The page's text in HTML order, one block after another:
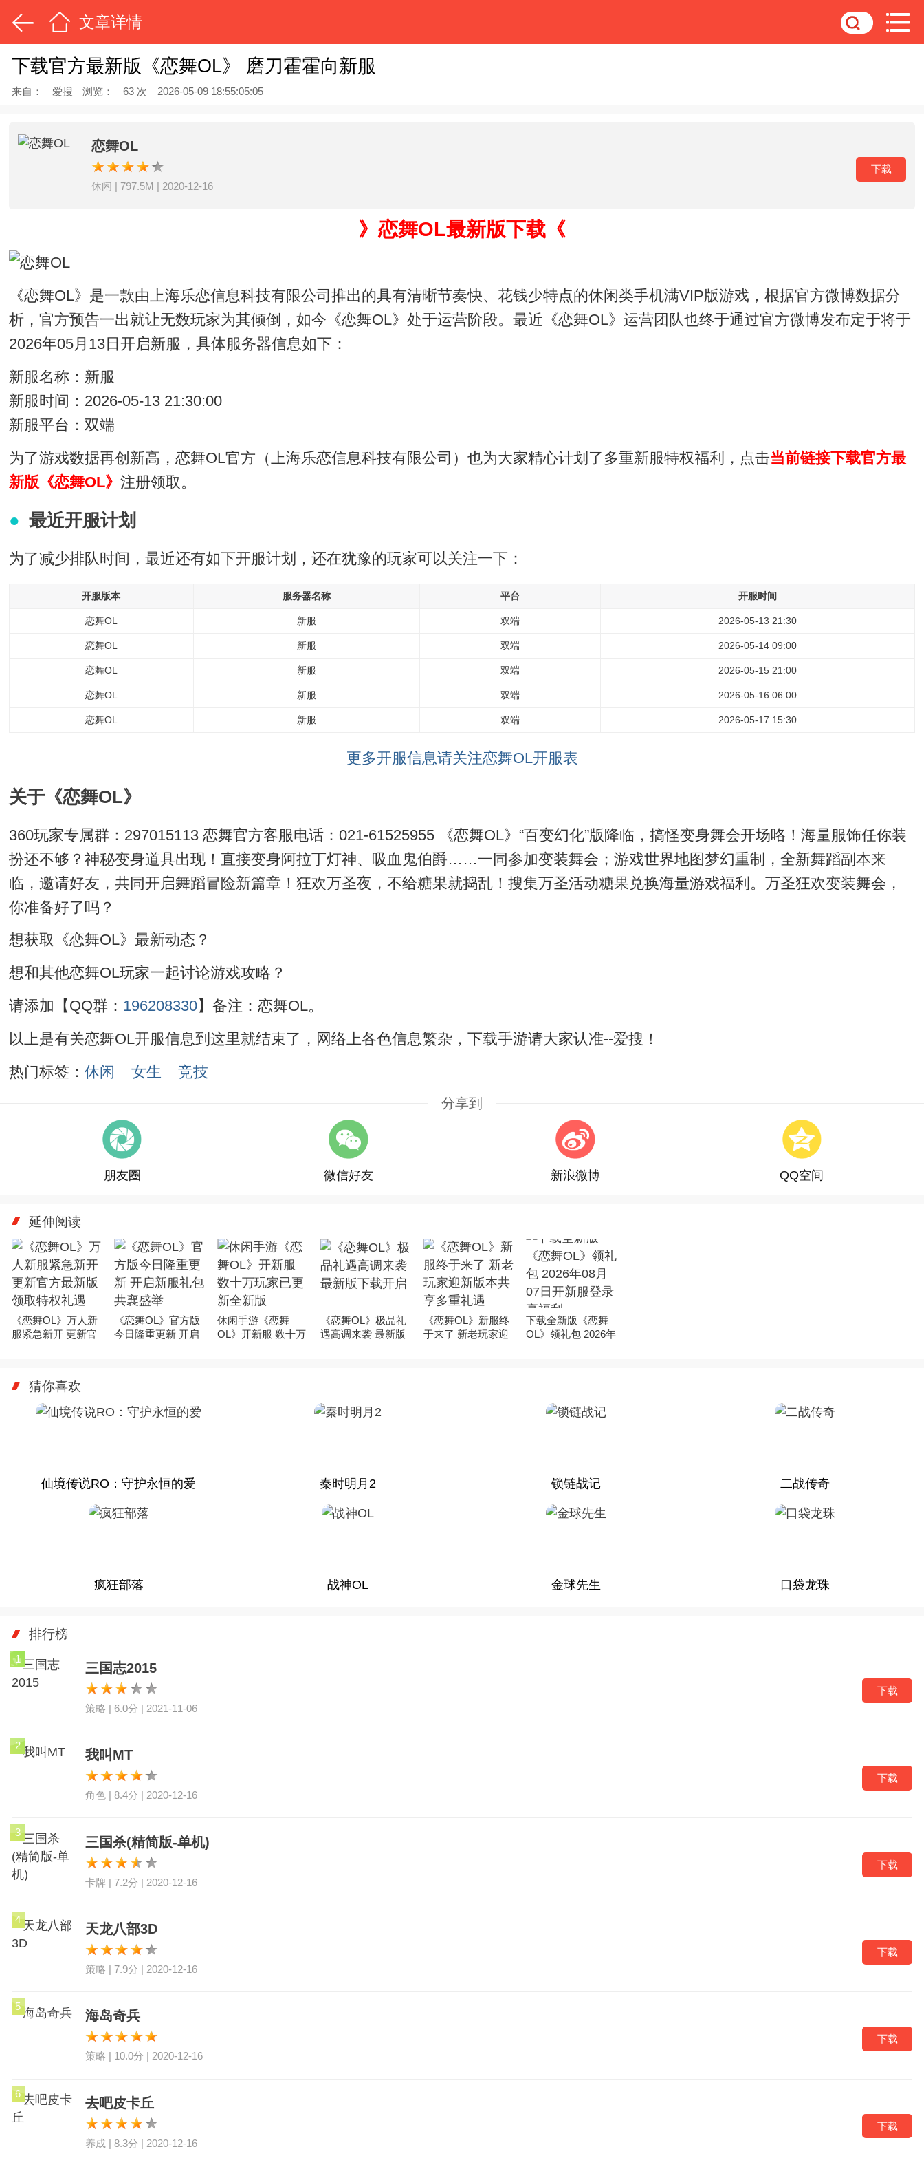
文章详情
下载官方最新版《恋舞OL》 磨刀霍霍向新服
来自： 爱搜 浏览： 63 次 2026-05-09 18:55:05:05
恋舞OL
休闲 | 797.5M | 2020-12-16
下载
》恋舞OL最新版下载《
《恋舞OL》是一款由上海乐恋信息科技有限公司推出的具有清晰节奏快、花钱少特点的休闲类手机满VIP版游戏，根据官方微博数据分
析，官方预告一出就让无数玩家为其倾倒，如今《恋舞OL》处于运营阶段。最近《恋舞OL》运营团队也终于通过官方微博发布定于将于
2026年05月13日开启新服，具体服务器信息如下：
新服名称：新服
新服时间：2026-05-13 21:30:00
新服平台：双端
为了游戏数据再创新高，恋舞OL官方（上海乐恋信息科技有限公司）也为大家精心计划了多重新服特权福利，点击当前链接下载官方最
新版《恋舞OL》 注册领取。
最近开服计划
为了减少排队时间，最近还有如下开服计划，还在犹豫的玩家可以关注一下：
开服版本 服务器名称 平台 开服时间
恋舞OL 新服 双端 2026-05-13 21:30
恋舞OL 新服 双端 2026-05-14 09:00
恋舞OL 新服 双端 2026-05-15 21:00
恋舞OL 新服 双端 2026-05-16 06:00
恋舞OL 新服 双端 2026-05-17 15:30
更多开服信息请关注恋舞OL开服表
关于《恋舞OL》
360玩家专属群：297015113 恋舞官方客服电话：021-61525955 《恋舞OL》“百变幻化”版降临，搞怪变身舞会开场咯！海量服饰任你装
扮还不够？神秘变身道具出现！直接变身阿拉丁灯神、吸血鬼伯爵……一同参加变装舞会；游戏世界地图梦幻重制，全新舞蹈副本来
临，邀请好友，共同开启舞蹈冒险新篇章！狂欢万圣夜，不给糖果就捣乱！搜集万圣活动糖果兑换海量游戏福利。万圣狂欢变装舞会，
你准备好了吗？
想获取《恋舞OL》最新动态？
想和其他恋舞OL玩家一起讨论游戏攻略？
请添加【QQ群： 196208330】备注：恋舞OL。
以上是有关恋舞OL开服信息到这里就结束了，网络上各色信息繁杂，下载手游请大家认准--爱搜！
热门标签： 休闲 女生 竞技
分享到
朋友圈 微信好友 新浪微博 QQ空间
延伸阅读
《恋舞OL》万人新
服紧急新开 更新官
《恋舞OL》官方版
今日隆重更新 开启
休闲手游《恋舞
OL》开新服 数十万
《恋舞OL》极品礼
遇高调来袭 最新版
《恋舞OL》新服终
于来了 新老玩家迎
下载全新版《恋舞
OL》领礼包 2026年
猜你喜欢
仙境传说RO：守护永恒的爱 秦时明月2 锁链战记 二战传奇
疯狂部落 战神OL 金球先生 口袋龙珠
排行榜
1
三国志2015
策略 | 6.0分 | 2021-11-06
下载
2
我叫MT
角色 | 8.4分 | 2020-12-16
下载
3
三国杀(精简版-单机)
卡牌 | 7.2分 | 2020-12-16
下载
4
天龙八部3D
策略 | 7.9分 | 2020-12-16
下载
5
海岛奇兵
策略 | 10.0分 | 2020-12-16
下载
6
去吧皮卡丘
养成 | 8.3分 | 2020-12-16
下载